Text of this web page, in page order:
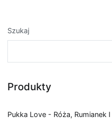
Szukaj
Produkty
Pukka Love - Róża, Rumianek